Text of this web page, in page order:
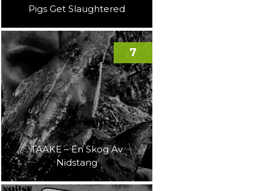
Pigs Get Slaughtered
TAAKE – En Skog Av
Nidstang
7